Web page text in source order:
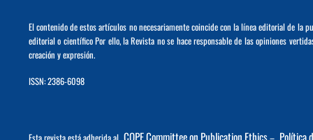
El contenido de estos artículos no necesariamente coincide con la línea editorial de la
editorial o científico Por ello, la Revista no se hace responsable de las opiniones
creación y expresión.
ISSN: 2386-6098
COPE Committee on Publication Ethics Política